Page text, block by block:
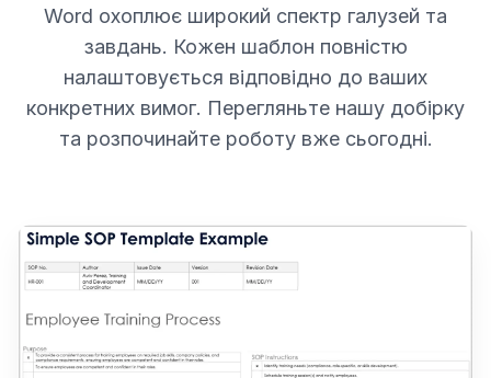
Word охоплює широкий спектр галузей та
завдань. Кожен шаблон повністю
налаштовується відповідно до ваших
конкретних вимог. Перегляньте нашу добірку
та розпочинайте роботу вже сьогодні.